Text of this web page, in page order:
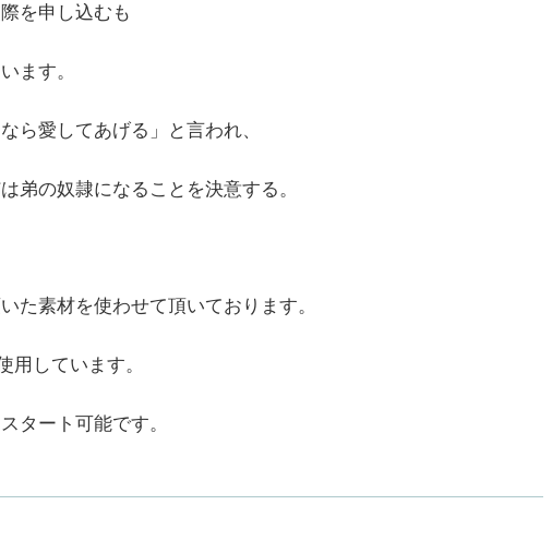
を申し込むも
ます。
ら愛してあげる」と言われ、
弟の奴隷になることを決意する。
た素材を使わせて頂いております。
用しています。
タート可能です。